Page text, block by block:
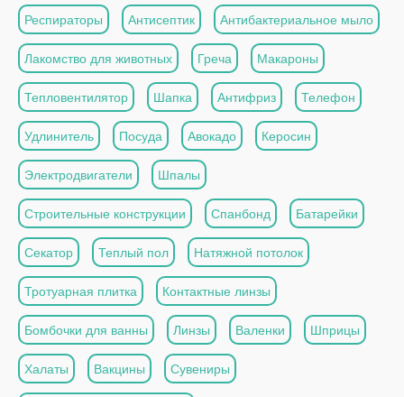
Респираторы Антисептик Антибактериальное мыло
Лакомство для животных Греча Макароны
Тепловентилятор Шапка Антифриз Телефон
Удлинитель Посуда Авокадо Керосин
Электродвигатели Шпалы
Строительные конструкции Спанбонд Батарейки
Секатор Теплый пол Натяжной потолок
Тротуарная плитка Контактные линзы
Бомбочки для ванны Линзы Валенки Шприцы
Халаты Вакцины Сувениры